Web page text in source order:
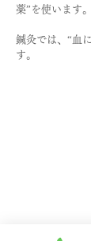
薬”を使います。
鍼灸では、“血
す。